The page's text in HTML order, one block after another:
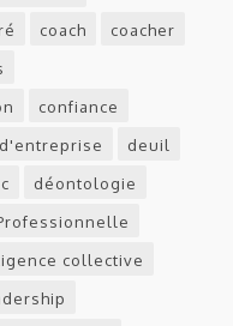
coach
coacher
confiance
deuil
déontologie
collective